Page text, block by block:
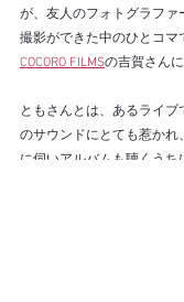
が、友人のフォトグラフ
撮影ができた中のひとコマ
COCORO FILMSの吉賀さん
ともさんとは、あるライ
のサウンドにとても惹かれ
に伺いアルバムも聴くうち